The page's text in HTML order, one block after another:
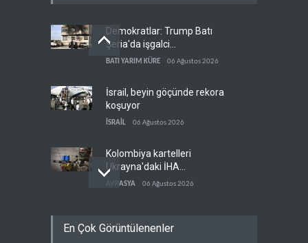
Demokratlar: Trump Batı
Şeria'da işgalci
yerleşimcilere cezasızlık
BATI YARIM KÜRE 06 Ağustos 2026
İsrail, beyin göçünde rekora
koşuyor
İSRAİL 06 Ağustos 2026
Kolombiya kartelleri
Ukrayna'daki İHA
teknolojisinin peşine düştü
AVRASYA 06 Ağustos 2026
petrol fiyatını altı yılın en
En Çok Görüntülenenler